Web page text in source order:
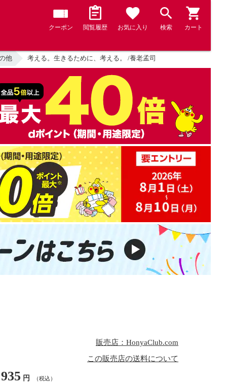
クーポン 閲覧履歴 お気に入り 検索 カート
他 考える。生きるために、考える。 /養老孟司
販売店：HonyaClub.com
この販売店の送料について
935 円 （税込）